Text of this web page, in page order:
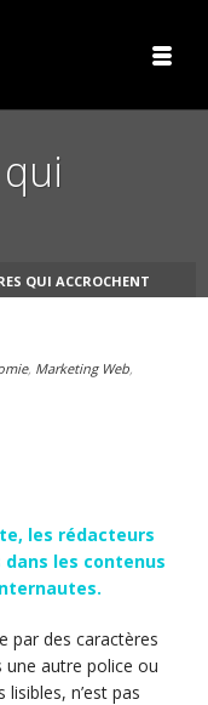
QUI ACCROCHENT
, Marketing Web,
les rédacteurs
les contenus
par des caractères
une autre police ou
n’est pas